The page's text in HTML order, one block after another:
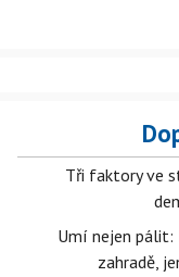
Tři faktory ve
Umí nejen pálit:
zahradě,